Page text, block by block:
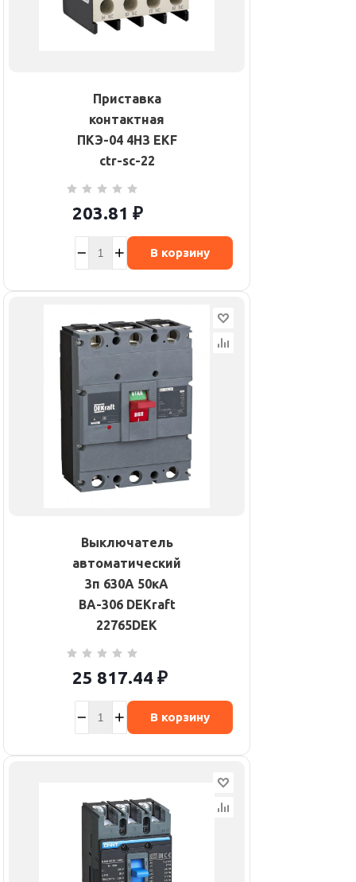
Приставка
контактная
ПКЭ-04 4НЗ EKF
ctr-sc-22
203.81 ₽
В корзину
Выключатель
автоматический
3п 630А 50кА
ВА-306 DEKraft
22765DEK
25 817.44 ₽
В корзину